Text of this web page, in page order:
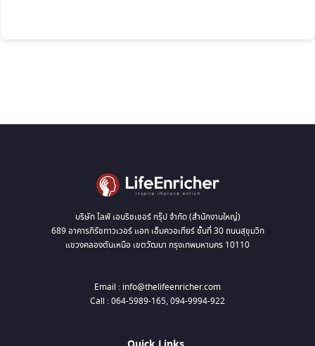
บริษัท ไลฟ์ เอนริชเชอร์ กรุ๊ป จำกัด (สำนักงานใหญ่)
689 อาคารภิรัชทาวเวอร์ แอท เอ็มควอเทียร์ ชั้นที่ 30 ถนนสุขุมวิท
แขวงคลองตันเหนือ เขตวัฒนา กรุงเทพมหานคร 10110
Email : info@thelifeenricher.com
Call : 064-5989-165, 094-9994-922